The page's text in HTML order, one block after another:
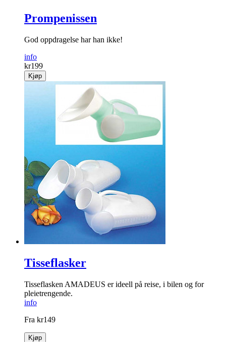
Prompenissen
God oppdragelse har han ikke!
info
kr199
Kjøp
Tisseflasker
Tisseflasken AMADEUS er ideell på reise, i bilen og for
pleietrengende.
info
Fra kr149
Kjøp